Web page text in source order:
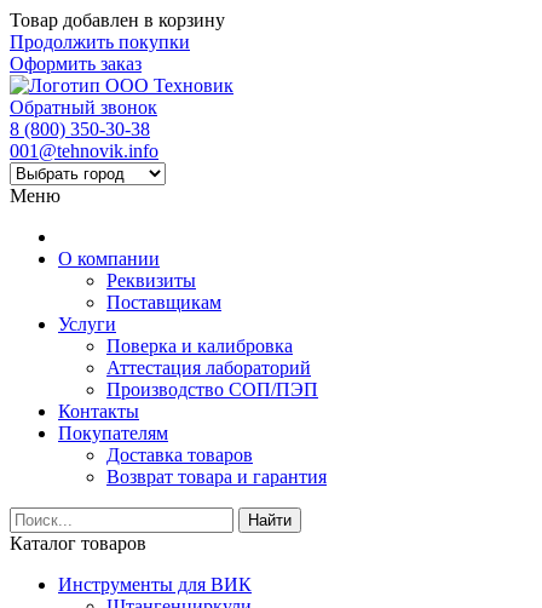
Товар добавлен в корзину
Продолжить покупки
Оформить заказ
Обратный звонок
8 (800) 350-30-38
001@tehnovik.info
Меню
О компании
Реквизиты
Поставщикам
Услуги
Поверка и калибровка
Аттестация лабораторий
Производство СОП/ПЭП
Контакты
Покупателям
Доставка товаров
Возврат товара и гарантия
Найти
Каталог товаров
Инструменты для ВИК